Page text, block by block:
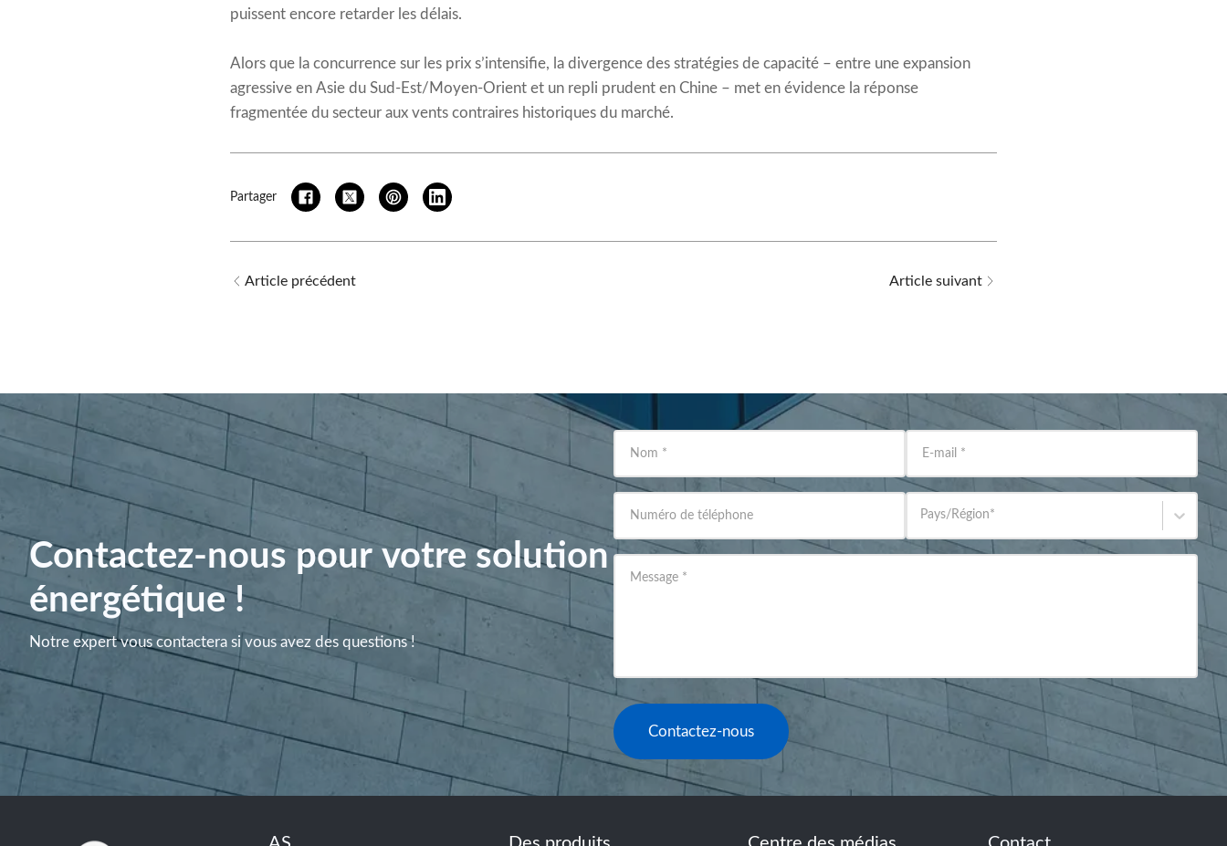
puissent encore retarder les délais.
Alors que la concurrence sur les prix s’intensifie, la divergence des stratégies de capacité – entre une expansion
agressive en Asie du Sud-Est/Moyen-Orient et un repli prudent en Chine – met en évidence la réponse
fragmentée du secteur aux vents contraires historiques du marché.
Partager
Article précédent Article suivant
Contactez-nous pour votre solution
énergétique !
Notre expert vous contactera si vous avez des questions !
Nom * E-mail *
Numéro de téléphone Pays/Région*
Message *
Contactez-nous